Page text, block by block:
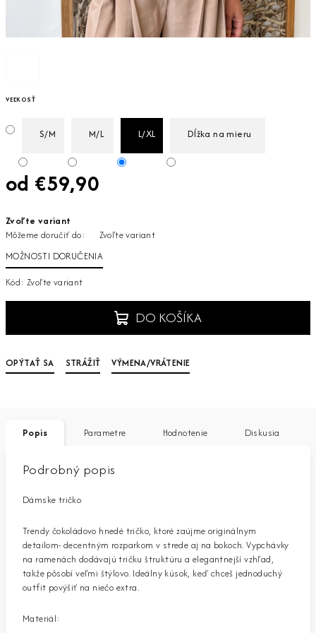
VEĽKOSŤ
S/M M/L L/XL Dĺžka na mieru
od €59,90
cena:
Zvoľte variant
Môžeme doručiť do:
Zvoľte variant
MOŽNOSTI DORUČENIA
Kód: Zvoľte variant
DO KOŠÍKA
OPÝTAŤ SA STRÁŽIŤ VÝMENA/VRÁTENIE
Popis Parametre Hodnotenie Diskusia
Podrobný popis
Dámske tričko
Trendy čokoládovo hnedé tričko, ktoré zaújme originálnym
detailom- decentným rozparkom v strede aj na bokoch. Vypchávky
na ramenách dodávajú tričku štruktúru a elegantnejší vzhľad,
takže pôsobí veľmi štýlovo. Ideálny kúsok, keď chceš jednoduchý
outfit povýšiť na niečo extra.
Materiál: